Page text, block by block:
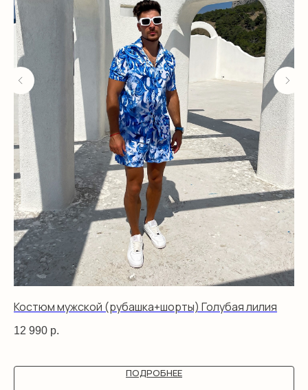
Костюм мужской (рубашка+шорты) Голубая лилия
12 990 р.
ПОДРОБНЕЕ